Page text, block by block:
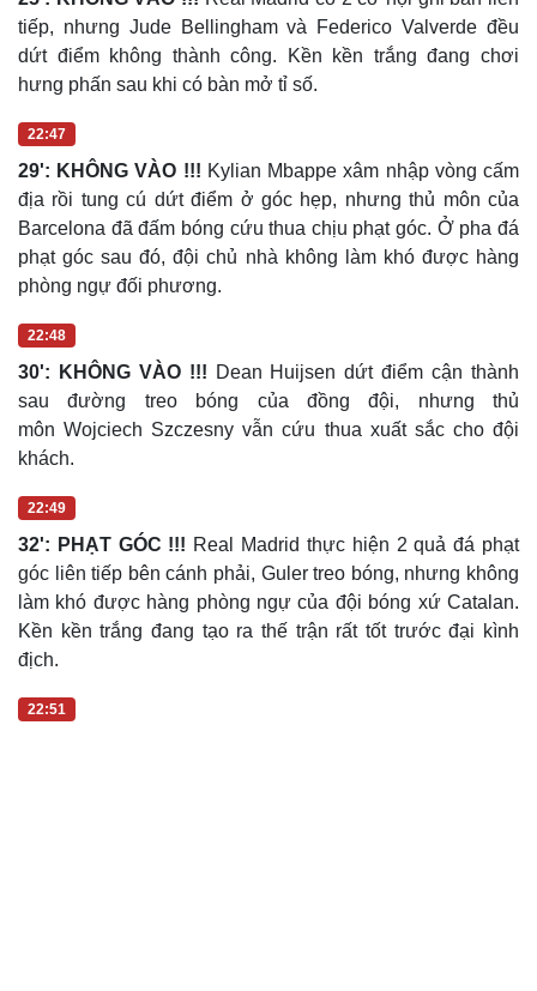
tiếp, nhưng Jude Bellingham và Federico Valverde đều
dứt điểm không thành công. Kền kền trắng đang chơi
hưng phấn sau khi có bàn mở tỉ số.
22:47
29': KHÔNG VÀO !!! Kylian Mbappe xâm nhập vòng cấm
địa rồi tung cú dứt điểm ở góc hẹp, nhưng thủ môn của
Barcelona đã đấm bóng cứu thua chịu phạt góc. Ở pha đá
phạt góc sau đó, đội chủ nhà không làm khó được hàng
phòng ngự đối phương.
22:48
30': KHÔNG VÀO !!! Dean Huijsen dứt điểm cận thành
sau đường treo bóng của đồng đội, nhưng thủ
môn Wojciech Szczesny vẫn cứu thua xuất sắc cho đội
khách.
22:49
32': PHẠT GÓC !!! Real Madrid thực hiện 2 quả đá phạt
góc liên tiếp bên cánh phải, Guler treo bóng, nhưng không
làm khó được hàng phòng ngự của đội bóng xứ Catalan.
Kền kền trắng đang tạo ra thế trận rất tốt trước đại kình
địch.
22:51